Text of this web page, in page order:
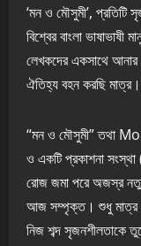
‘মন ও মৌসুমী’, প্রতিটি
বিশ্বের বাংলা
লেখকদের একসাথে আনার
ঐতিহ্য বহন করছি মাত্র।
“মন ও মৌসুমী” তথা
ও একটি প্রকাশনা
রোজ জমা পরে অজস্র নতুন
আজ সম্পৃক্ত। শুধু মাত্র
নিজ শব্দ সৃজনশীলতাকে